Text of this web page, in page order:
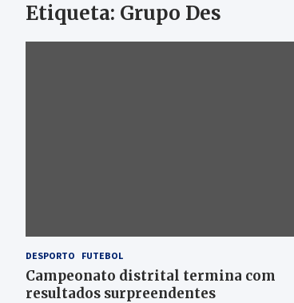
Etiqueta: Grupo Des
DESPORTO FUTEBOL
Campeonato distrital termina com
resultados surpreendentes